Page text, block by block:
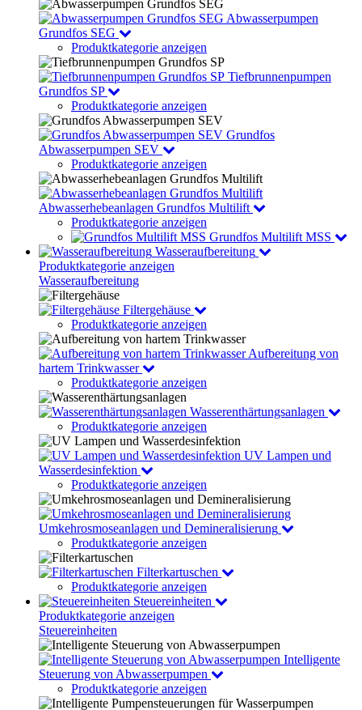
Abwasserpumpen
Grundfos SEG
Produktkategorie anzeigen
Tiefbrunnenpumpen
Grundfos SP
Produktkategorie anzeigen
Grundfos
Abwasserpumpen SEV
Produktkategorie anzeigen
Abwasserhebeanlagen Grundfos Multilift
Produktkategorie anzeigen
Grundfos Multilift MSS
Wasseraufbereitung
Produktkategorie anzeigen
Wasseraufbereitung
Filtergehäuse
Produktkategorie anzeigen
Aufbereitung von
hartem Trinkwasser
Produktkategorie anzeigen
Wasserenthärtungsanlagen
Produktkategorie anzeigen
UV Lampen und
Wasserdesinfektion
Produktkategorie anzeigen
Umkehrosmoseanlagen und Demineralisierung
Produktkategorie anzeigen
Filterkartuschen
Produktkategorie anzeigen
Steuereinheiten
Produktkategorie anzeigen
Steuereinheiten
Intelligente
Steuerung von Abwasserpumpen
Produktkategorie anzeigen